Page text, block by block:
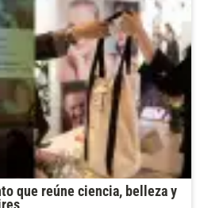
que reúne ciencia, belleza y